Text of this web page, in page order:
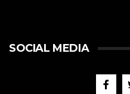
SOCIAL MEDIA